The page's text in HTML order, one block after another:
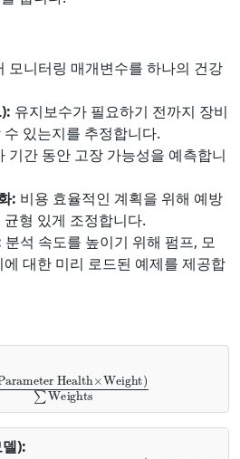
모니터링 매개변수를 하나의 건강
유지보수가 필요하기 전까지 장비
있는지를 추정합니다.
기간 동안 고장 가능성을 예측합니
: 비용 효율적인 계획을 위해 예방
형 있게 조정합니다.
분석 속도를 높이기 위해 펌프, 모
대한 미리 로드된 예제를 제공합
):